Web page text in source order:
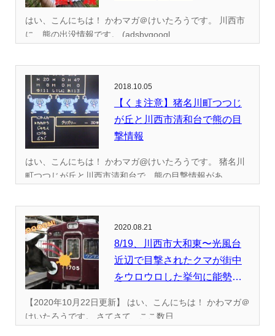
はい、こんにちは！ かわマガ＠けいたろうです。 川西市
に、熊の出没情報です。 (adsbygoogl...
2018.10.05
【くま注意】猪名川町つつじ
が丘と川西市清和台で熊の目
撃情報
はい、こんにちは！ かわマガ@けいたろうです。 猪名川
町つつじが丘と川西市清和台で、熊の目撃情報があ...
2020.08.21
8/19、川西市大和東〜光風台
近辺で目撃されたクマが街中
をウロウロした挙句に能勢電
【2020年10月22日更新】 はい、こんにちは！ かわマガ＠
けいたろうです。 さてさて、ここ数日、...